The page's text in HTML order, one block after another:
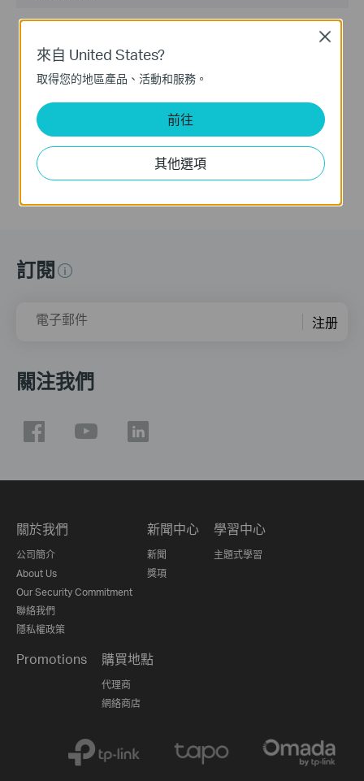
1. Added supporting CPE710;
2.Fixed display problems in the channel list.
3.Fixed MAX Tx Rate display problems when managing
CPE605
Notes:
1. We suggest customers modify username and password
after upgrading to the latest version of Pharos Control to
improve security level.
2.Support managing CPE210/220/510/605/610/710
訂閱
電子郵件 注册
關注我們
關於我們
公司簡介
About Us
Our Security Commitment
聯絡我們
隱私權政策
新聞中心
新聞
獎項
學習中心
主題式學習
Promotions 購買地點
代理商
網絡商店
來自 United States?
取得您的地區產品、活動和服務。
前往
其他選項
Close